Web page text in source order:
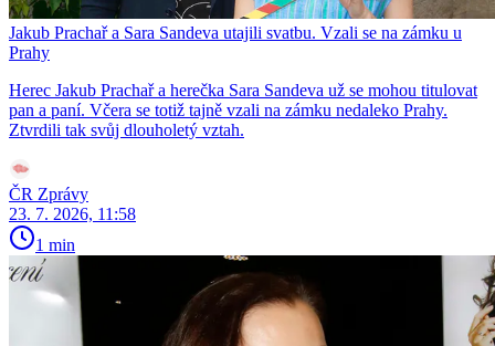
Jakub Prachař a Sara Sandeva utajili svatbu. Vzali se na zámku u
Prahy
Herec Jakub Prachař a herečka Sara Sandeva už se mohou titulovat
pan a paní. Včera se totiž tajně vzali na zámku nedaleko Prahy.
Ztvrdili tak svůj dlouholetý vztah.
ČR Zprávy
23. 7. 2026, 11:58
1 min